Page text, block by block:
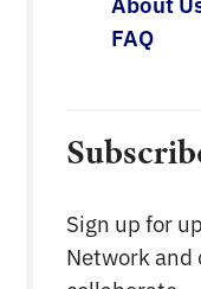
FAQ
Sign up for
Network